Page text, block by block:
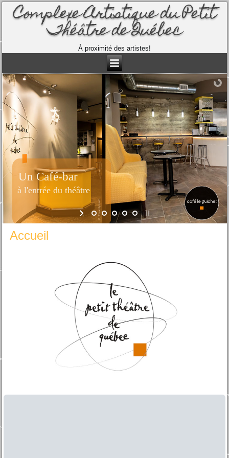
Complexe Artistique du Petit
Théâtre de Québec
À proximité des artistes!
Un Café-bar
à l'entrée du théâtre
Accueil